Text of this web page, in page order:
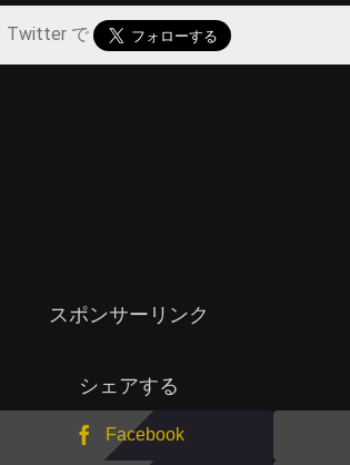
Twitter で
スポンサーリンク
シェアする
Facebook